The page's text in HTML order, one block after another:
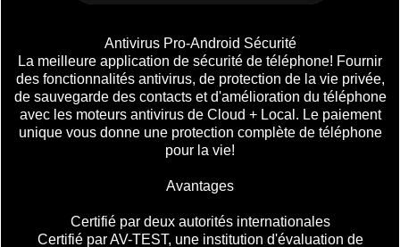
Antivirus Pro-Android Sécurité
La meilleure application de sécurité de téléphone! Fournir
des fonctionnalités antivirus, de protection de la vie privée,
de sauvegarde des contacts et d'amélioration du téléphone
avec les moteurs antivirus de Cloud + Local. Le paiement
unique vous donne une protection complète de téléphone
pour la vie!
Avantages
Certifié par deux autorités internationales
Certifié par AV-TEST, une institution d'évaluation de